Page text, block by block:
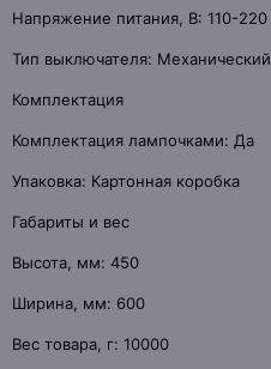
Напряжение питания, В: 110-220
Тип выключателя: Механический
Комплектация
Комплектация лампочками: Да
Упаковка: Картонная коробка
Габариты и вес
Высота, мм: 450
Ширина, мм: 600
Вес товара, г: 10000